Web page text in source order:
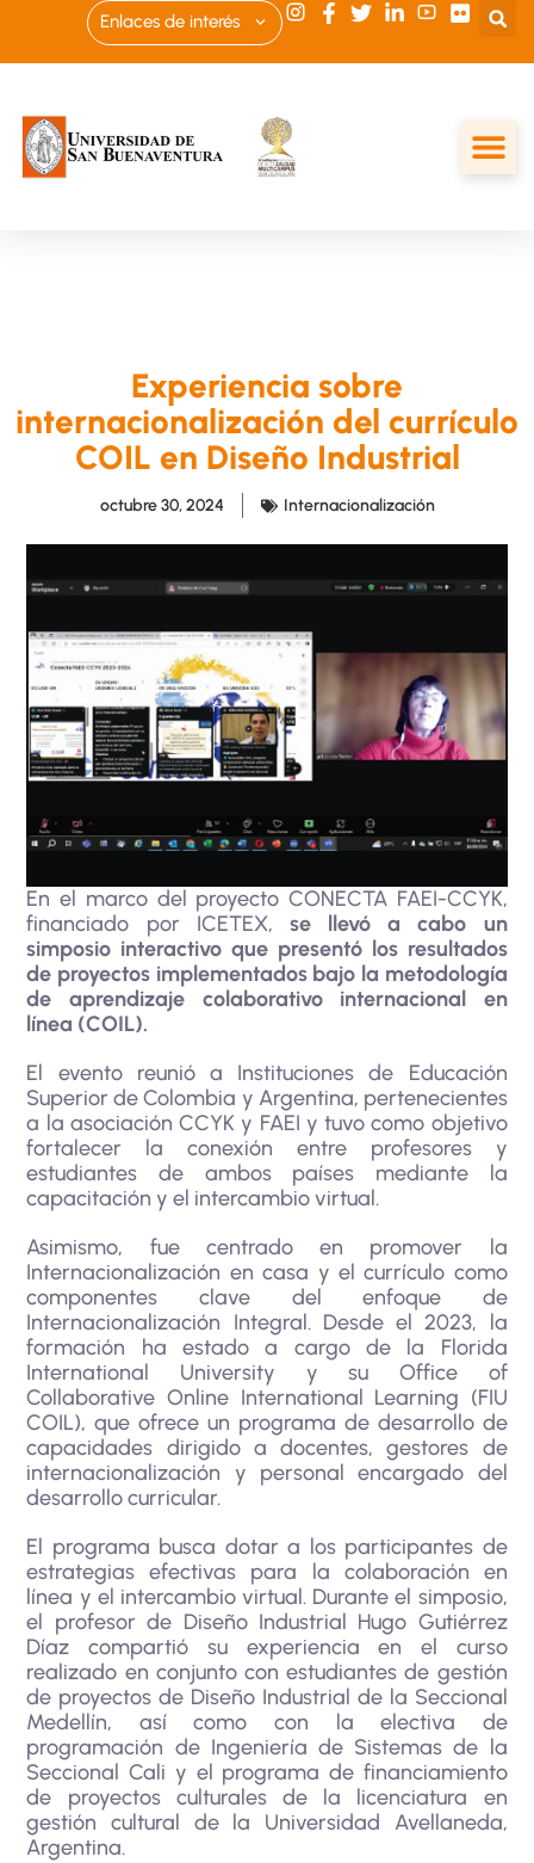
Enlaces de interés
Experiencia sobre
internacionalización del currículo
COIL en Diseño Industrial
octubre 30, 2024 Internacionalización
En el marco del proyecto CONECTA FAEI-CCYK,
financiado por ICETEX, se llevó a cabo un
simposio interactivo que presentó los resultados
de proyectos implementados bajo la metodología
de aprendizaje colaborativo internacional en
línea (COIL).
El evento reunió a Instituciones de Educación
Superior de Colombia y Argentina, pertenecientes
a la asociación CCYK y FAEI y tuvo como objetivo
fortalecer la conexión entre profesores y
estudiantes de ambos países mediante la
capacitación y el intercambio virtual.
Asimismo, fue centrado en promover la
Internacionalización en casa y el currículo como
componentes clave del enfoque de
Internacionalización Integral. Desde el 2023, la
formación ha estado a cargo de la Florida
International University y su Office of
Collaborative Online International Learning (FIU
COIL), que ofrece un programa de desarrollo de
capacidades dirigido a docentes, gestores de
internacionalización y personal encargado del
desarrollo curricular.
El programa busca dotar a los participantes de
estrategias efectivas para la colaboración en
línea y el intercambio virtual. Durante el simposio,
el profesor de Diseño Industrial Hugo Gutiérrez
Díaz compartió su experiencia en el curso
realizado en conjunto con estudiantes de gestión
de proyectos de Diseño Industrial de la Seccional
Medellín, así como con la electiva de
programación de Ingeniería de Sistemas de la
Seccional Cali y el programa de financiamiento
de proyectos culturales de la licenciatura en
gestión cultural de la Universidad Avellaneda,
Argentina.